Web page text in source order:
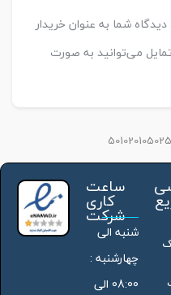
شما به عنوان خریدار
می‌توانید به صورت
ساعت
کاری
شرکت
شنبه الی
چهارشنبه :
08:00 الی